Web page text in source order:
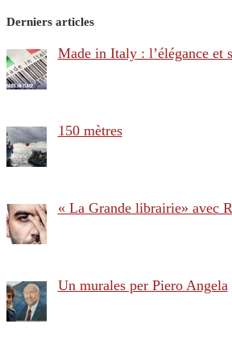
Derniers articles
Made in Italy : l’élégance et
150 mètres
« La Grande librairie» avec
Un murales per Piero Angela